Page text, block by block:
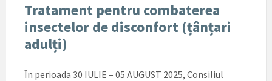
Tratament pentru combaterea
insectelor de disconfort (țânțari
adulți)
În perioada 30 IULIE – 05 AUGUST 2025, Consiliul